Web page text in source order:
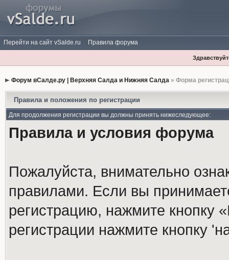
Перейти на сайт vSalde.ru Правила форума
Форум вСалде.ру | Верхняя Салда и Нижняя Салда» Форма
Правила и положения по регистрации
Для продолжения регистрации вы должны принять нижеследующее:
Правила и условия форума
Пожалуйста, внимательно
правилами. Если вы
регистрацию, нажмите кнопку
регистрации нажмите кнопку